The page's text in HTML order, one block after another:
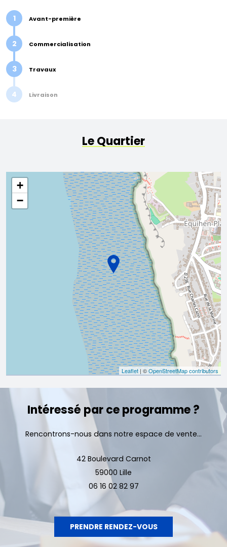
1 Avant-première
2 Commercialisation
3 Travaux
4 Livraison
Le Quartier
+
−
Leaflet| ©OpenStreetMap contributors
Intéressé par ce programme ?
Rencontrons-nous dans notre espace de vente...
42 Boulevard Carnot
59000 Lille
06 16 02 82 97
PRENDRE RENDEZ-VOUS